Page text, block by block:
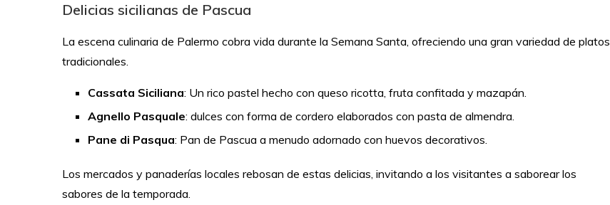
Delicias sicilianas de Pascua
La escena culinaria de Palermo cobra vida durante la Semana Santa, ofreciendo una gran variedad de platos
tradicionales.
Cassata Siciliana: Un rico pastel hecho con queso ricotta, fruta confitada y mazapán.
Agnello Pasquale: dulces con forma de cordero elaborados con pasta de almendra.
Pane di Pasqua: Pan de Pascua a menudo adornado con huevos decorativos.
Los mercados y panaderías locales rebosan de estas delicias, invitando a los visitantes a saborear los
sabores de la temporada.